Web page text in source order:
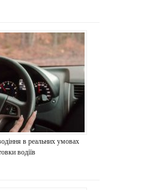
в реальних умовах
водіїв